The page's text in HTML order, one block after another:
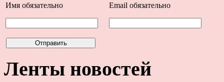
Имя обязательно Email обязательно
Ленты новостей